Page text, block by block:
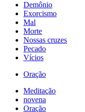
Demônio
Exorcismo
Mal
Morte
Nossas cruzes
Pecado
Vícios
Oração
Meditação
novena
Oração